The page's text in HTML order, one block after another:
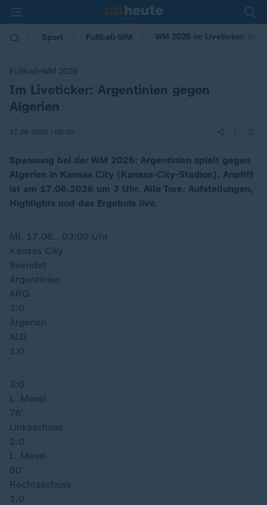
Sport Fußball-WM WM 2026 im Liveticker:
Fußball-WM 2026
:
Im Liveticker: Argentinien gegen
Algerien
17.06.2026 | 00:00
Spannung bei der WM 2026: Argentinien spielt gegen
Algerien in Kansas City (Kansas-City-Stadion). Anpfiff
ist am 17.06.2026 um 3 Uhr. Alle Tore, Aufstellungen,
Highlights und das Ergebnis live.
Mi, 17.06., 03:00 Uhr
Kansas City
Beendet
Argentinien
ARG
3:0
Algerien
ALG
1:0
3:0
L. Messi
76′
Linksschuss
2:0
L. Messi
60′
Rechtsschuss
1:0